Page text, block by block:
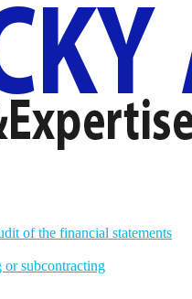
of the financial statements
subcontracting